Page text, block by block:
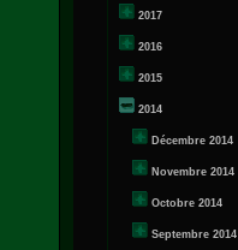
2017
2016
2015
2014
Décembre 2014
Novembre 2014
Octobre 2014
Septembre 2014